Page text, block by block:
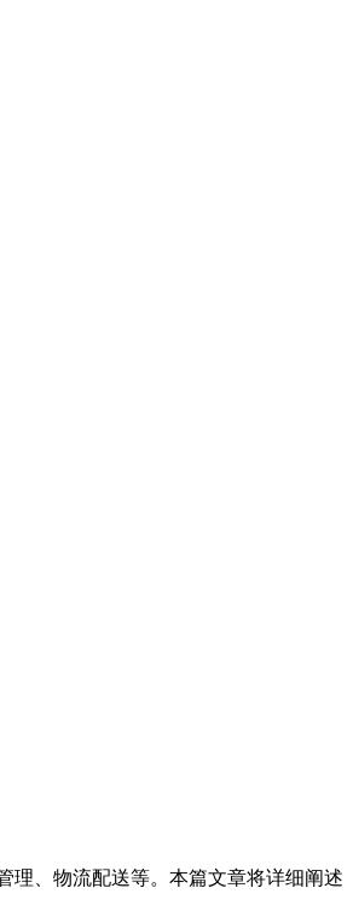
理、物流配送等。本篇文章将详细阐述